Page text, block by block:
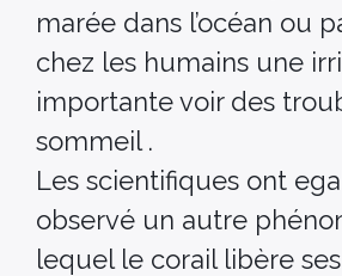
marée dans l’océan ou
chez les humains une
importante voir des
sommeil .
Les scientifiques ont
observé un autre
lequel le corail libère